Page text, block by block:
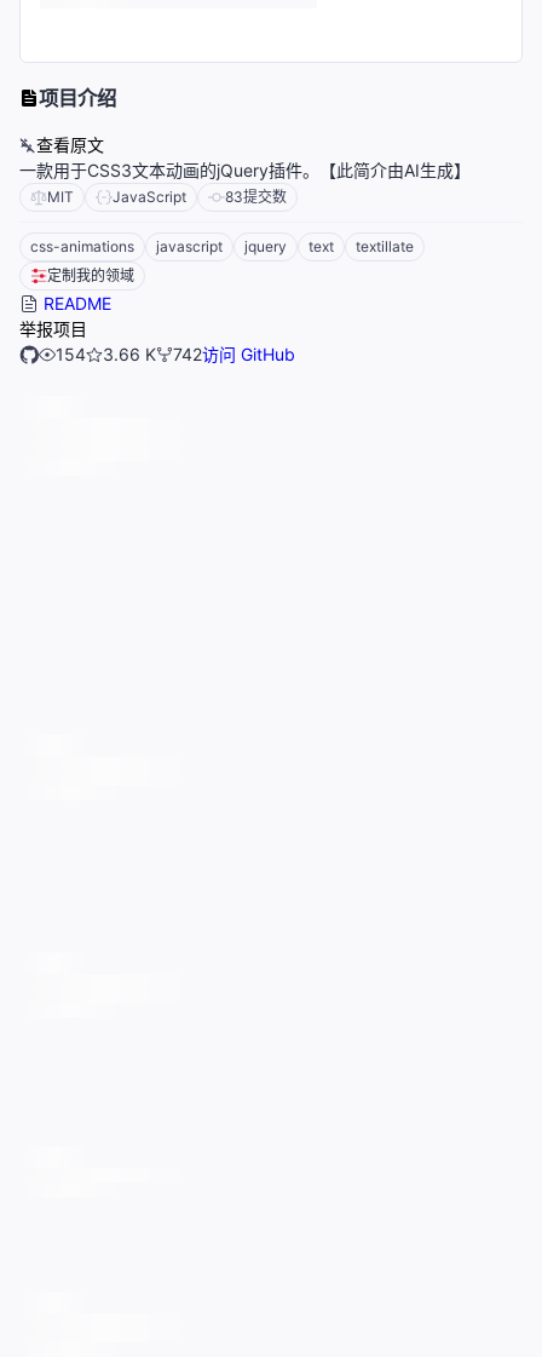
项目介绍
查看原文
一款用于CSS3文本动画的jQuery插件。【此简介由AI生成】
MIT JavaScript 83提交数
css-animations javascript jquery text
textillate
定制我的领域
README
举报项目
154
3.66 K 742访问 GitHub